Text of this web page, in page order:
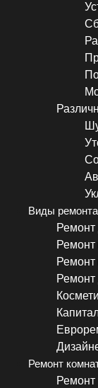
Виды ремонта
Ремонт
Ремонт
Ремонт
Ремонт
Ремонт
Ремонт